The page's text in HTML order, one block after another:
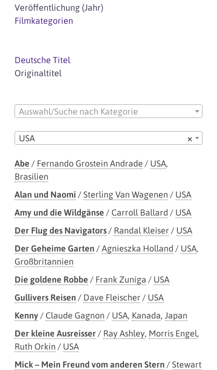
Veröffentlichung (Jahr)
Filmkategorien
Deutsche Titel
Originaltitel
Auswahl/Suche nach Kategorie
×
USA
Abe / Fernando Grostein Andrade / USA,
Brasilien
Alan und Naomi /Sterling Van Wagenen / USA
Amy und die Wildgänse / Carroll Ballard / USA
Der Flug des Navigators/ Randal Kleiser / USA
Der Geheime Garten /Agnieszka Holland / USA,
Großbritannien
Die goldene Robbe / Frank Zuniga / USA
Gullivers Reisen / Dave Fleischer / USA
Kenny/ Claude Gagnon / USA, Kanada, Japan
Der kleine Ausreisser/ Ray Ashley, Morris Engel,
Ruth Orkin / USA
Mick – Mein Freund vom anderen Stern /Stewart